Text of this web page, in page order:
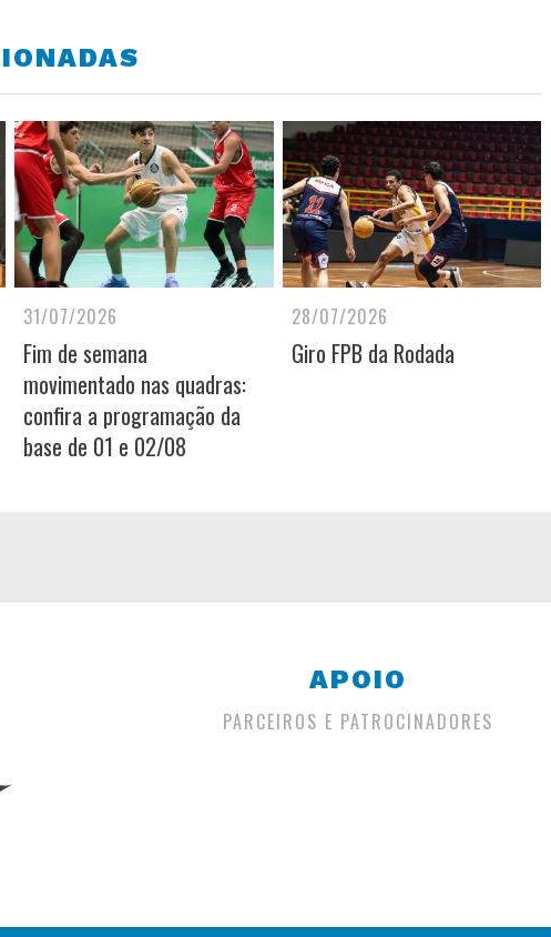
31/07/2026
Fim de semana
movimentado nas quadras:
confira a programação da
base de 01 e 02/08
28/07/2026
Giro FPB da Rodada
APOIO
PARCEIROS E PATROCINADORES